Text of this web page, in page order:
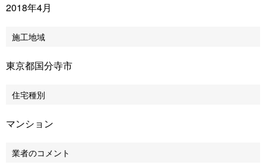
2018年4月
施工地域
東京都国分寺市
住宅種別
マンション
業者のコメント